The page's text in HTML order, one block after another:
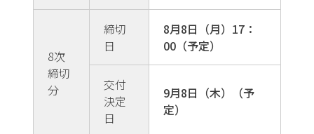
8次
締切
分
締切
日
8月8日（月）17：
00（予定）
交付
決定
日
9月8日（木）（予
定）